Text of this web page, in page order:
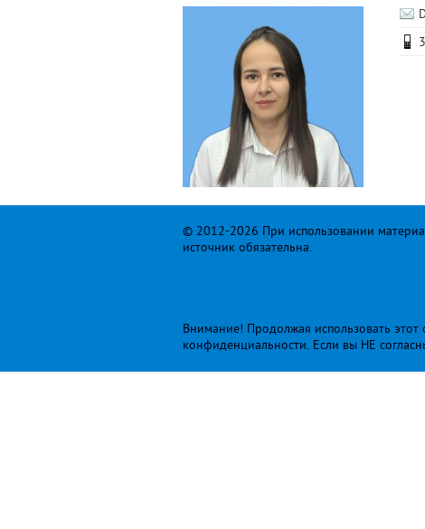
© 2012-2026 При использовании
источник обязательна.
Внимание! Продолжая использовать этот
конфиденциальности. Если вы НЕ